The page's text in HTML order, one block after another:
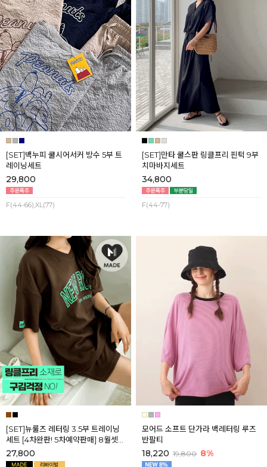
[SET]백누피 쿨시어서커 방수 5부 트
레이닝세트
29,800
F(44-66),XL(77)
[SET]만타 쿨스판 링클프리 핀턱 9부
치마바지세트
34,800
F(44-77)
[SET]뉴룰즈 레터링 3.5부 트레이닝
세트 [4차완판! 5차예약판매] 8월셋
째주 순차배송
27,800
모어드 소프트 단가라 백레터링 루즈
반팔티
18,220 19,800 8%